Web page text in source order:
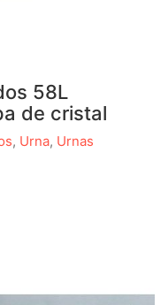
58L
de cristal
, Urna, Urnas